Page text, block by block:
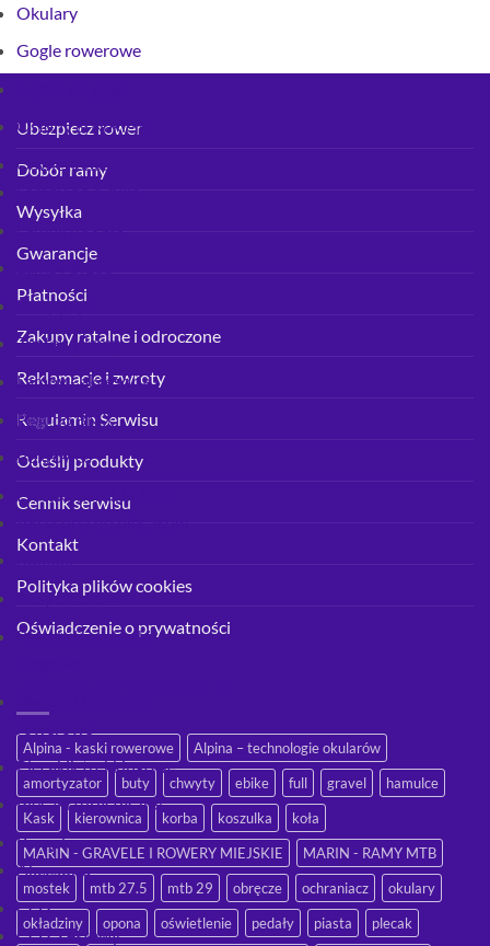
Okulary
Gogle rowerowe
Osłony & Naklejki
Oświetlenie
Lampy przód
Lampy tył
Zestawy lamp
Lampy - akcesoria
Pegi do BMX
Pokrowce
Plecaki, nerki, bukłaki
Pasy biodrowe
Plecaki i kamizelki
Plecakik trekkingowe
Plecaki turystyczne
Pompki
Akcesoria
CO2
CO2 Zestawy
Ubezpiecz rower
Dobór ramy
Wysyłka
Gwarancje
Płatności
Zakupy ratalne i odroczone
Reklamacje i zwroty
Regulamin Serwisu
Odeślij produkty
Cennik serwisu
Kontakt
Polityka plików cookies
Oświadczenie o prywatności
Alpina - kaski rowerowe
Alpina – technologie okularów
amortyzator
buty chwyty ebike full gravel
hamulce
Kask
kierownica korba koszulka
koła
MARIN - GRAVELE I ROWERY MIEJSKIE
MARIN - RAMY MTB
mostek
mtb 27.5 mtb 29 obręcze ochraniacz
okulary
okładziny
opona oświetlenie pedały piasta
plecak